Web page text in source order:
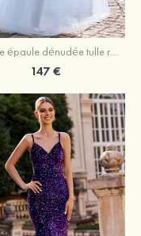
Trapèze épaule dénudée tulle ras du sol robe de bal
147 €